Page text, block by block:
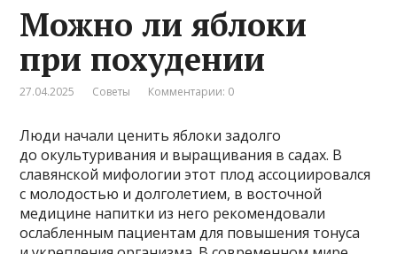
Можно ли яблоки
при похудении
27.04.2025 Советы Комментарии: 0
Люди начали ценить яблоки задолго
до окультуривания и выращивания в садах. В
славянской мифологии этот плод ассоциировался
с молодостью и долголетием, в восточной
медицине напитки из него рекомендовали
ослабленным пациентам для повышения тонуса